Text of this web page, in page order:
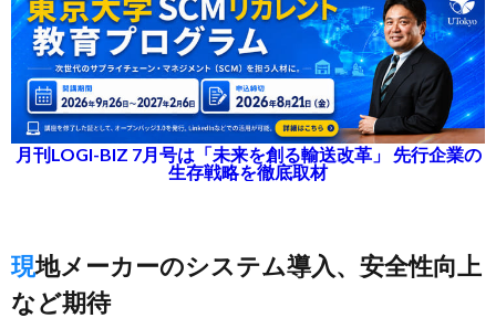
月刊LOGI-BIZ 7月号は「未来を創る輸送改革」 先行企業の
生存戦略を徹底取材
現地メーカーのシステム導入、安全性向上
など期待